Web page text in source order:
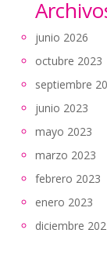
junio 2026
octubre 2023
septiembre
junio 2023
mayo 2023
marzo 2023
febrero 2023
enero 2023
diciembre